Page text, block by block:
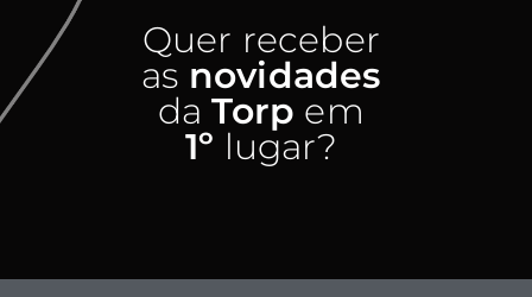
Quer receber
as novidades
daTorp em
1º lugar?